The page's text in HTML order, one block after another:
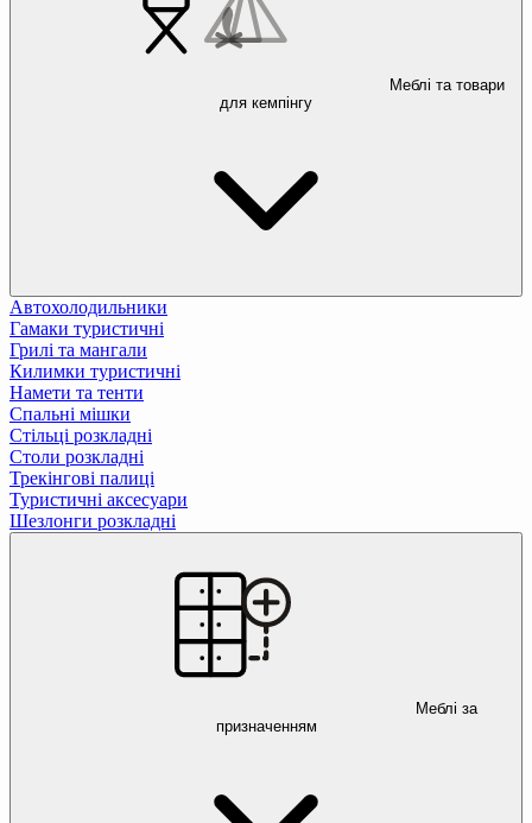
Меблі та товари
для кемпінгу
Автохолодильники
Гамаки туристичні
Грилі та мангали
Килимки туристичні
Намети та тенти
Спальні мішки
Стільці розкладні
Столи розкладні
Трекінгові палиці
Туристичні аксесуари
Шезлонги розкладні
Меблі за
призначенням